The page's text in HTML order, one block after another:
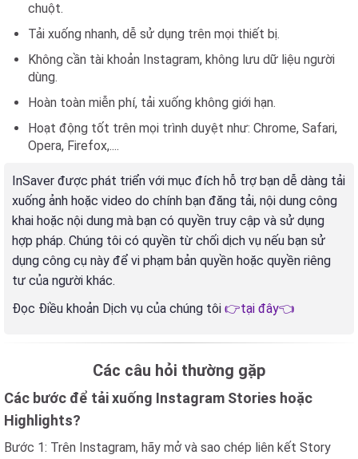
chuột.
Tải xuống nhanh, dễ sử dụng trên mọi thiết bị.
Không cần tài khoản Instagram, không lưu dữ liệu người
dùng.
Hoàn toàn miễn phí, tải xuống không giới hạn.
Hoạt động tốt trên mọi trình duyệt như: Chrome, Safari,
Opera, Firefox,....
InSaver được phát triển với mục đích hỗ trợ bạn dễ dàng tải
xuống ảnh hoặc video do chính bạn đăng tải, nội dung công
khai hoặc nội dung mà bạn có quyền truy cập và sử dụng
hợp pháp. Chúng tôi có quyền từ chối dịch vụ nếu bạn sử
dụng công cụ này để vi phạm bản quyền hoặc quyền riêng
tư của người khác.
Đọc Điều khoản Dịch vụ của chúng tôi 👉tại đây👈
Các câu hỏi thường gặp
Các bước để tải xuống Instagram Stories hoặc
Highlights?
Bước 1: Trên Instagram, hãy mở và sao chép liên kết Story